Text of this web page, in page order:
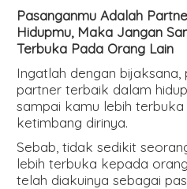
Pasanganmu Adalah
Hidupmu, Maka Jangan
Terbuka Pada Orang Lain
Ingatlah dengan bijaksana,
partner terbaik dalam
sampai kamu lebih
ketimbang dirinya.
Sebab, tidak sedikit
lebih terbuka kepada
telah diakuinya sebagai